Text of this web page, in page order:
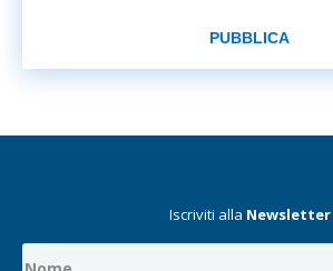
PUBBLICA
Iscriviti alla Newsletter